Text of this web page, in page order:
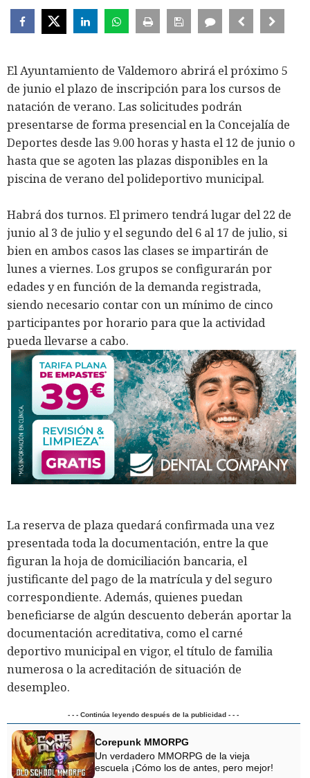
El Ayuntamiento de Valdemoro abrirá el próximo 5
de junio el plazo de inscripción para los cursos de
natación de verano. Las solicitudes podrán
presentarse de forma presencial en la Concejalía de
Deportes desde las 9.00 horas y hasta el 12 de junio o
hasta que se agoten las plazas disponibles en la
piscina de verano del polideportivo municipal.
Habrá dos turnos. El primero tendrá lugar del 22 de
junio al 3 de julio y el segundo del 6 al 17 de julio, si
bien en ambos casos las clases se impartirán de
lunes a viernes. Los grupos se configurarán por
edades y en función de la demanda registrada,
siendo necesario contar con un mínimo de cinco
participantes por horario para que la actividad
pueda llevarse a cabo.
La reserva de plaza quedará confirmada una vez
presentada toda la documentación, entre la que
figuran la hoja de domiciliación bancaria, el
justificante del pago de la matrícula y del seguro
correspondiente. Además, quienes puedan
beneficiarse de algún descuento deberán aportar la
documentación acreditativa, como el carné
deportivo municipal en vigor, el título de familia
numerosa o la acreditación de situación de
desempleo.
- - - Continúa leyendo después de la publicidad - - -
Corepunk MMORPG
Un verdadero MMORPG de la vieja
escuela ¡Cómo los de antes, pero mejor!